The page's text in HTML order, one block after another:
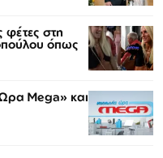
φέτες στη
όπως
Mega» και